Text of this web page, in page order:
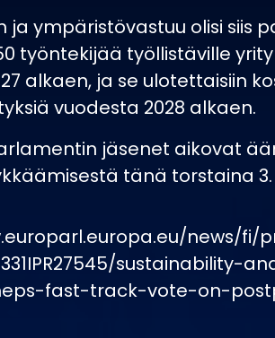
ja ympäristövastuu olisi siis
työntekijää työllistäville
alkaen, ja se ulotettaisiin
vuodesta 2028 alkaen.
jäsenet aikovat
tänä torstaina
news/fi/
sustainability-
fast-track-vote-on-